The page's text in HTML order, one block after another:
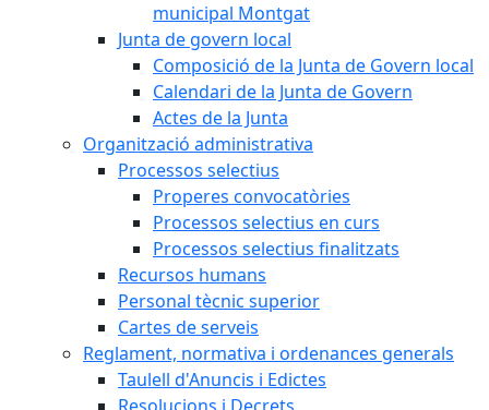
municipal Montgat
Junta de govern local
Composició de la Junta de Govern local
Calendari de la Junta de Govern
Actes de la Junta
Organització administrativa
Processos selectius
Properes convocatòries
Processos selectius en curs
Processos selectius finalitzats
Recursos humans
Personal tècnic superior
Cartes de serveis
Reglament, normativa i ordenances generals
Taulell d'Anuncis i Edictes